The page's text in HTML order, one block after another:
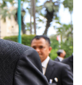
ำนักข่าว THE